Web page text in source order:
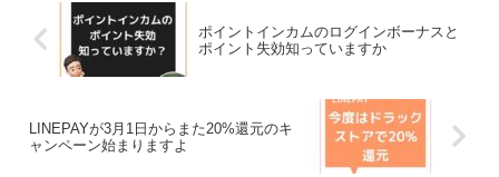
︎ ポイントインカムのログインボーナスと
ポイント失効知っていますか
LINEPAYが3月1日からまた20%還元のキ
ャンペーン始まりますよ